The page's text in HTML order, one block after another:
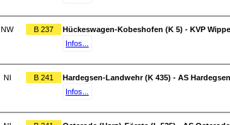
NW B 237
Hückeswagen-Kobeshofen (K 5) - KVP
Infos...
NI B 241
Hardegsen-Landwehr (K 435) - AS
Infos...